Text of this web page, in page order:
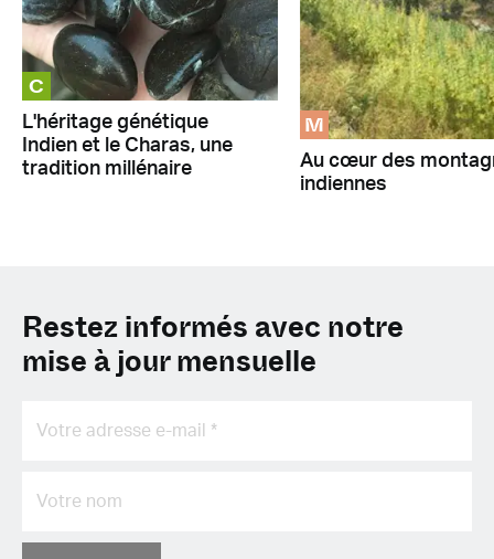
C
L'héritage génétique
Indien et le Charas, une
tradition millénaire
M
Au cœur des
indiennes
Restez informés avec notre
mise à jour mensuelle